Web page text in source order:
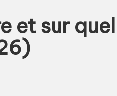
et sur